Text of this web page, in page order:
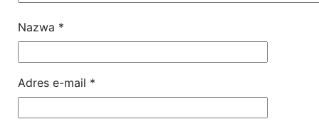
Nazwa *
Adres e-mail *